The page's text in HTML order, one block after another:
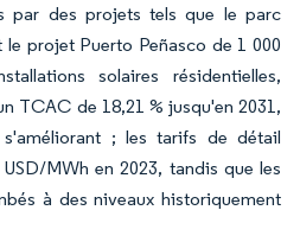
par des projets tels que le parc
projet Puerto Peñasco de 1 000
solaires résidentielles,
TCAC de 18,21 % jusqu'en 2031,
; les tarifs de détail
MWh en 2023, tandis que les
à des niveaux historiquement